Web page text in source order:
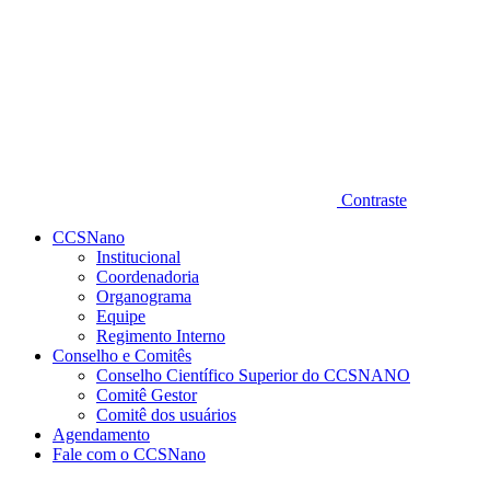
Contraste
CCSNano
Institucional
Coordenadoria
Organograma
Equipe
Regimento Interno
Conselho e Comitês
Conselho Científico Superior do CCSNANO
Comitê Gestor
Comitê dos usuários
Agendamento
Fale com o CCSNano